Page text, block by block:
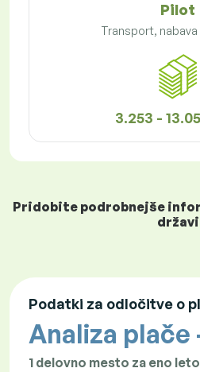
Pilot
Transport,
3.253 -
Pridobite podrobnejše
državi
Podatki za odločitve o
Analiza plače
1 delovno mesto za eno leto